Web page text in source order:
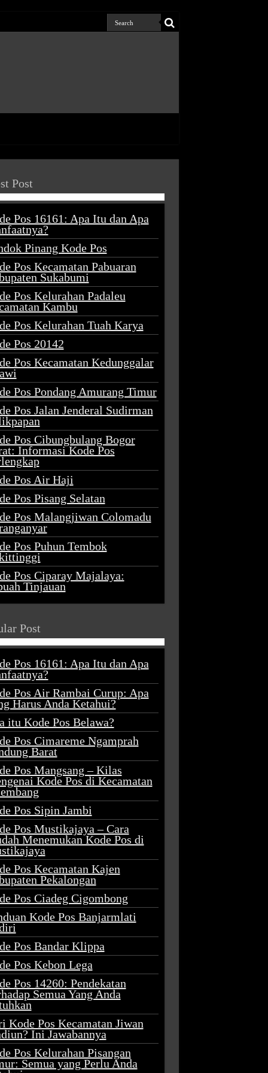
Post
Pos 16161: Apa Itu dan Apa
Pinang Kode Pos
Pos Kecamatan Pabuaran
Sukabumi
Pos Kelurahan Padaleu
Kambu
Pos Kelurahan Tuah Karya
Pos 20142
Pos Kecamatan Kedunggalar
Pos Pondang Amurang Timur
Pos Jalan Jenderal Sudirman
Pos Cibungbulang Bogor
Informasi Kode Pos
Pos Air Haji
Pos Pisang Selatan
Pos Malangjiwan Colomadu
Pos Puhun Tembok
Pos Ciparay Majalaya:
Tinjauan
Post
Pos 16161: Apa Itu dan Apa
Pos Air Rambai Curup: Apa
Harus Anda Ketahui?
itu Kode Pos Belawa?
Pos Cimareme Ngamprah
Barat
Pos Mangsang – Kilas
Kode Pos di Kecamatan
Pos Sipin Jambi
Pos Mustikajaya – Cara
Menemukan Kode Pos di
Pos Kecamatan Kajen
Pekalongan
Pos Ciadeg Cigombong
Kode Pos Banjarmlati
Pos Bandar Klippa
Pos Kebon Lega
Pos 14260: Pendekatan
Semua Yang Anda
Kode Pos Kecamatan Jiwan
Ini Jawabannya
Pos Kelurahan Pisangan
Semua yang Perlu Anda